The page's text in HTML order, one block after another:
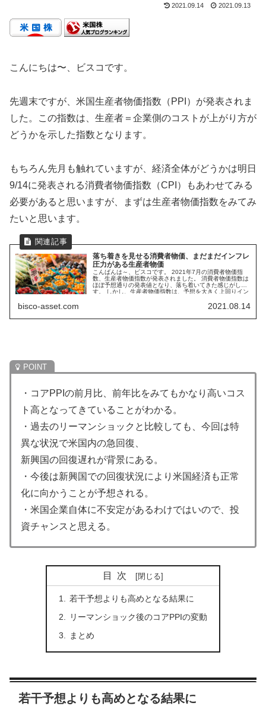
2021.09.14 2021.09.13
こんにちは〜、ビスコです。
先週末ですが、米国生産者物価指数（PPI）が発表されま
した。この指数は、生産者＝企業側のコストが上がり方が
どうかを示した指数となります。
もちろん先月も触れていますが、経済全体がどうかは明日
9/14に発表される消費者物価指数（CPI）もあわせてみる
必要があると思いますが、まずは生産者物価指数をみてみ
たいと思います。
落ち着きを見せる消費者物価、まだまだインフレ
圧力がある生産者物価
こんばんは～、ビスコです。 2021年7月の消費者物価指
数、生産者物価指数が発表されました。 消費者物価指数は
ほぼ予想通りの発表値となり、落ち着いてきた感じがしま
す。 しかし、生産者物価指数は、予想を大きく上回りイン
bisco-asset.com 2021.08.14
・コアPPIの前月比、前年比をみてもかなり高いコス
ト高となってきていることがわかる。
・過去のリーマンショックと比較しても、今回は特
異な状況で米国内の急回復、
新興国の回復遅れが背景にある。
・今後は新興国での回復状況により米国経済も正常
化に向かうことが予想される。
・米国企業自体に不安定があるわけではいので、投
資チャンスと思える。
目次
若干予想よりも高めとなる結果に
リーマンショック後のコアPPIの変動
まとめ
若干予想よりも高めとなる結果に